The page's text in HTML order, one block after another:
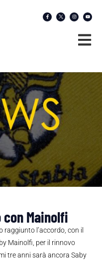
Mainolfi
raggiunto l’accordo, con il
Mainolfi, per il rinnovo
tre anni sarà ancora Saby